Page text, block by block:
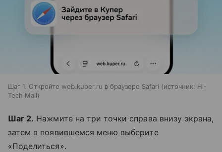
Шаг 1. Откройте web.kuper.ru в браузере Safari источник: Hi-
Tech Mail
Шаг 2. Нажмите на три точки справа внизу экрана,
затем в появившемся меню выберите
«Поделиться».